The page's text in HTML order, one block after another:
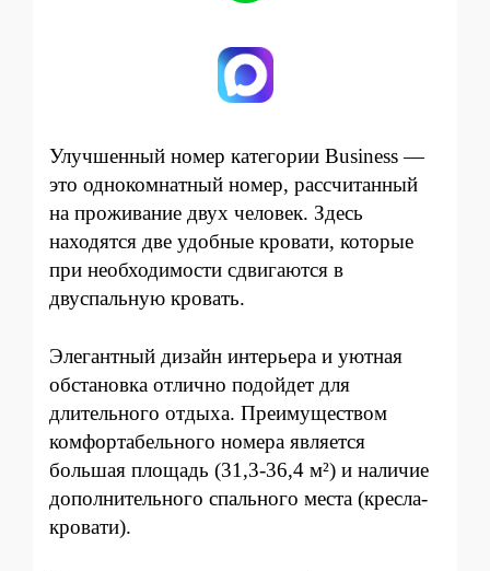
Улучшенный номер категории Business —
это однокомнатный номер, рассчитанный
на проживание двух человек. Здесь
находятся две удобные кровати, которые
при необходимости сдвигаются в
двуспальную кровать.
Элегантный дизайн интерьера и уютная
обстановка отлично подойдет для
длительного отдыха. Преимуществом
комфортабельного номера является
большая площадь (31,3-36,4 м²) и наличие
дополнительного спального места (кресла-
кровати).